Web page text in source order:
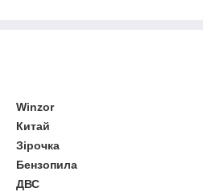
Winzor
Китай
Зірочка
Бензопила
ДВС